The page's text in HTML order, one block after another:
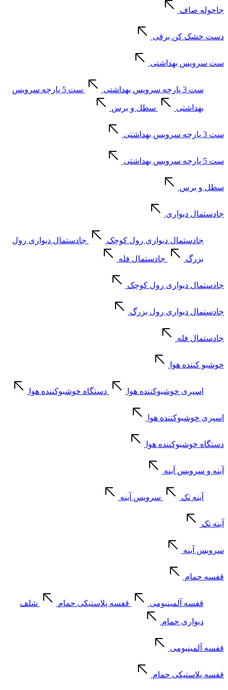
جاحوله صاف
دست خشک کن برقی
ست سرویس بهداشتی
ست 3 پارچه سرویس بهداشتی ست 5 پارچه سرویس
بهداشتی سطل و برس
ست 3 پارچه سرویس بهداشتی
ست 5 پارچه سرویس بهداشتی
سطل و برس
جادستمال دیواری
جادستمال دیواری رول کوچک جادستمال دیواری رول
بزرگ جادستمال فله
جادستمال دیواری رول کوچک
جادستمال دیواری رول بزرگ
جادستمال فله
خوشبو کننده هوا
اسپری خوشبوکننده هوا دستگاه خوشبوکننده هوا
اسپری خوشبوکننده هوا
دستگاه خوشبوکننده هوا
آینه و سرویس آینه
آینه تک سرویس آینه
آینه تک
سرویس آینه
قفسه حمام
قفسه آلمینیومی قفسه پلاستیکی حمام شلف
دیواری حمام
قفسه آلمینیومی
قفسه پلاستیکی حمام